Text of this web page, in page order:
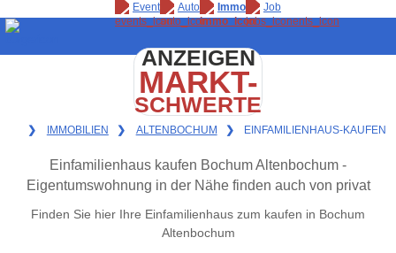
Event Auto Immo Job
ANZEIGEN
MARKT-
SCHWERTE
❯ IMMOBILIEN ❯ ALTENBOCHUM ❯ EINFAMILIENHAUS-KAUFEN
Einfamilienhaus kaufen Bochum Altenbochum -
Eigentumswohnung in der Nähe finden auch von privat
Finden Sie hier Ihre Einfamilienhaus zum kaufen in Bochum
Altenbochum